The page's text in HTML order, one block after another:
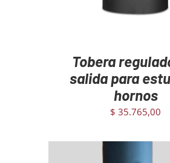
Tobera
salida para
hornos
$ 35.765,00